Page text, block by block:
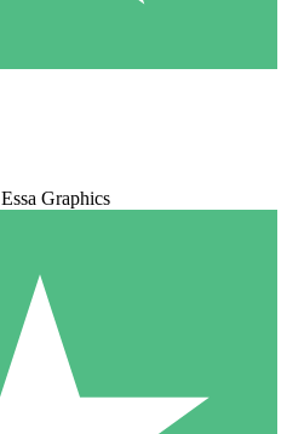
Essa Graphics